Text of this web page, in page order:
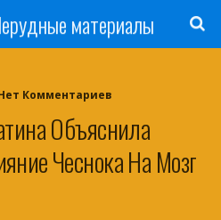
материалы
Нет Комментариев
Объяснила
Чеснока На Мозг